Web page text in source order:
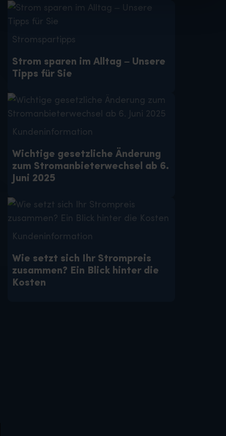
Stromspartipps
Strom sparen im Alltag – Unsere
Tipps für Sie
Kundeninformation
Wichtige gesetzliche Änderung
zum Stromanbieterwechsel ab 6.
Juni 2025
Kundeninformation
Wie setzt sich Ihr Strompreis
zusammen? Ein Blick hinter die
Kosten